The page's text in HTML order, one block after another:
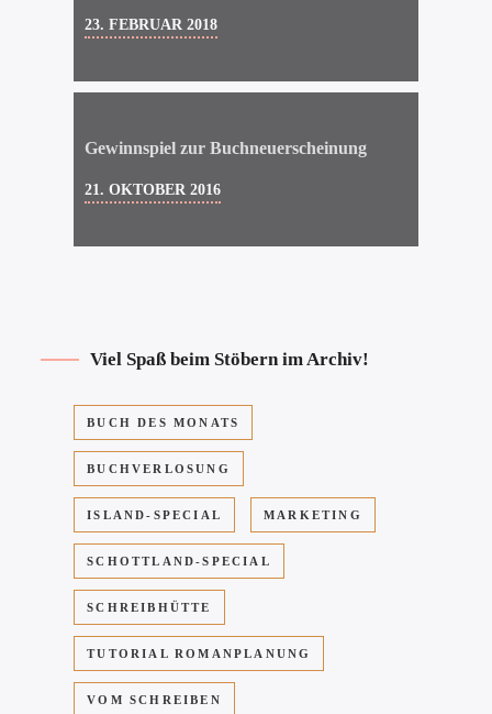
23. FEBRUAR 2018
Gewinnspiel zur Buchneuerscheinung
21. OKTOBER 2016
Viel Spaß beim Stöbern im Archiv!
BUCH DES MONATS
BUCHVERLOSUNG
ISLAND-SPECIAL MARKETING
SCHOTTLAND-SPECIAL
SCHREIBHÜTTE
TUTORIAL ROMANPLANUNG
VOM SCHREIBEN